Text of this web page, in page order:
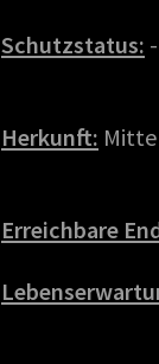
Schutzstatus: -
Herkunft:
Erreichbare